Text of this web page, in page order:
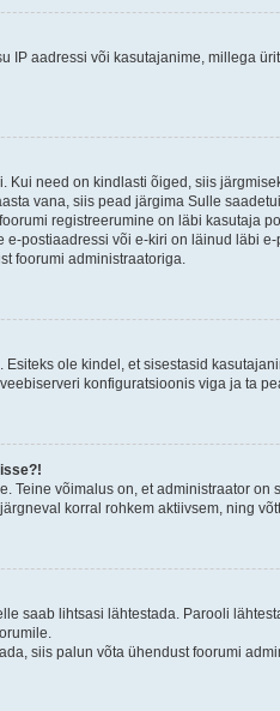
IP aadressi või kasutajanime, millega
need on kindlasti õiged, siis
vana, siis pead järgima Sulle
registreerumine on läbi kasutaja
postiaadressi või e-kiri on läinud läbi
foorumi administraatoriga.
ole kindel, et sisestasid
konfiguratsioonis viga ja ta
Teine võimalus on, et administraator
korral rohkem aktiivsem, ning
saab lihtsasi lähtestada. Parooli
siis palun võta ühendust foorumi